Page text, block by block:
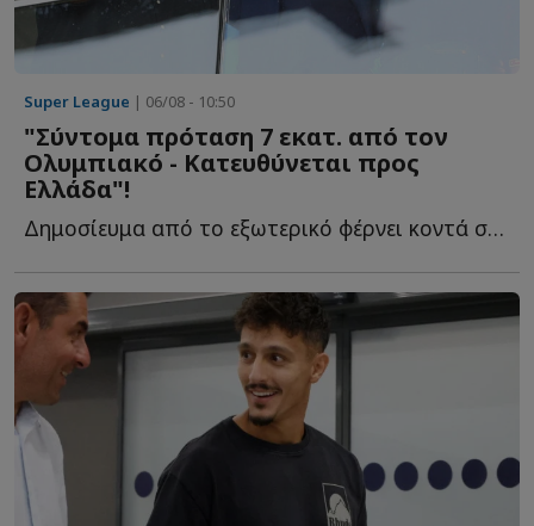
Super League | 06/08 - 10:50
"Σύντομα πρόταση 7 εκατ. από τον
Ολυμπιακό - Κατευθύνεται προς
Ελλάδα"!
Δημοσίευμα από το εξωτερικό φέρνει κοντά στους Ερυθρόλευκους ξ...